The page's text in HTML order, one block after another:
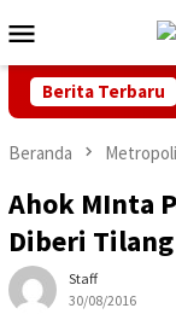
ke
kontenMobile
Berita Terbaru
Praperadilan di
Beranda
Ahok MInta
Diberi
Staff
30/08/2016